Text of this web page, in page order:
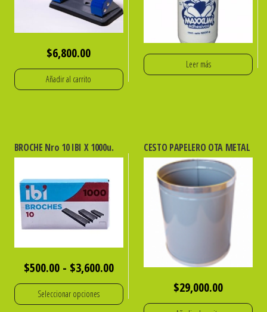
$6,800.00
Añadir al carrito
Leer más
BROCHE Nro 10 IBI X 1000u.
$500.00 - $3,600.00Rango
de
precios:
Seleccionar opciones
CESTO PAPELERO OTA METAL
$29,000.00